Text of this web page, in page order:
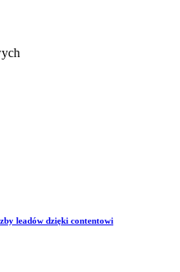
leadów dzięki contentowi